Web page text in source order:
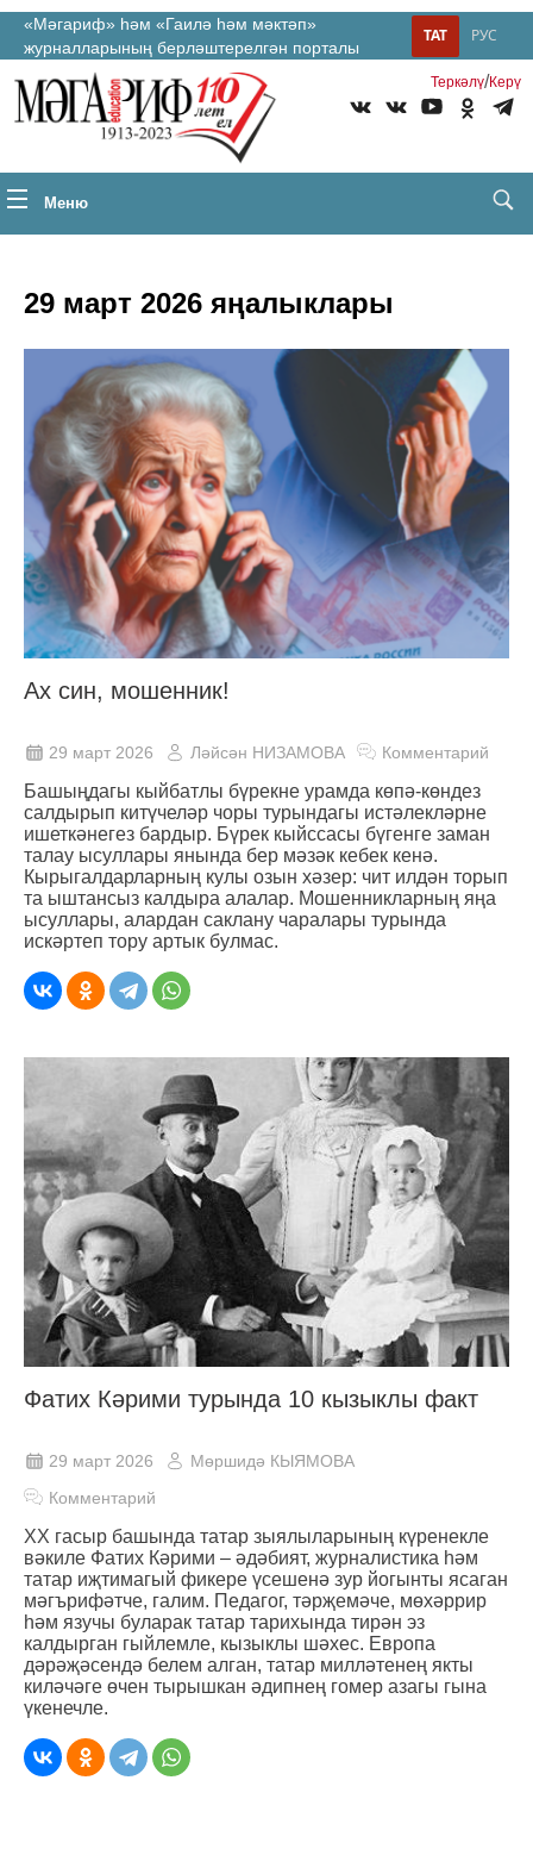
«Мәгариф» һәм «Гаилә һәм мәктәп»
журналларының берләштерелгән порталы
РУС
ТАТ
Теркəлү/Керү
Меню
29 март 2026 яңалыклары
Ах син, мошенник!
29 март 2026 Ләйсән НИЗАМОВА Комментарий
Башыңдагы кыйбатлы бүрекне урамда көпә-көндез
салдырып китүчеләр чоры турындагы истәлекләрне
ишеткәнегез бардыр. Бүрек кыйссасы бүгенге заман
талау ысуллары янында бер мәзәк кебек кенә.
Кырыгалдарларның кулы озын хәзер: чит илдән торып
та ыштансыз калдыра алалар. Мошенникларның яңа
ысуллары, алардан саклану чаралары турында
искәртеп тору артык булмас.
Фатих Кәрими турында 10 кызыклы факт
29 март 2026
Мөршидә КЫЯМОВА
Комментарий
XX гасыр башында татар зыялыларының күренекле
вәкиле Фатих Кәрими – әдәбият, журналистика һәм
татар иҗтимагый фикере үсешенә зур йогынты ясаган
мәгърифәтче, галим. Педагог, тәрҗемәче, мөхәррир
һәм язучы буларак татар тарихында тирән эз
калдырган гыйлемле, кызыклы шәхес. Европа
дәрәҗәсендә белем алган, татар милләтенең якты
киләчәге өчен тырышкан әдипнең гомер азагы гына
үкенечле.